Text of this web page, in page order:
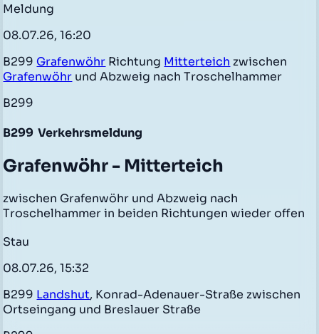
Meldung
08.07.26, 16:20
B299 Grafenwöhr Richtung Mitterteich zwischen
Grafenwöhr und Abzweig nach Troschelhammer
B299
B299 Verkehrsmeldung
Grafenwöhr - Mitterteich
zwischen Grafenwöhr und Abzweig nach
Troschelhammer in beiden Richtungen wieder offen
Stau
08.07.26, 15:32
B299 Landshut, Konrad-Adenauer-Straße zwischen
Ortseingang und Breslauer Straße